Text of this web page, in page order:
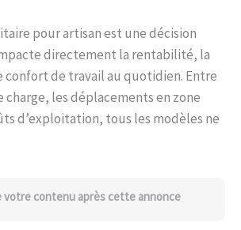
pour artisan est une décision
directement la rentabilité, la
de travail au quotidien. Entre
charge, les déplacements en zone
d’exploitation, tous les modèles ne
votre contenu après cette annonce